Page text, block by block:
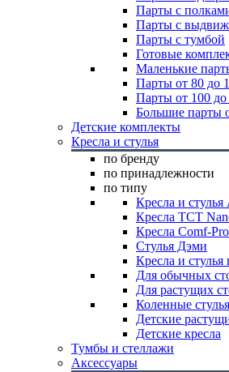
Парты с
Парты с
Парты с тумбой
Готовые
Маленькие
Парты от 80 до
Парты от 100
Большие парты
Детские комплекты
Кресла и стулья
по бренду
по принадлежности
по типу
Кресла и стулья
Кресла TCT
Кресла Comf-Pro
Стулья Дэми
Кресла и
Для обычных
Для растущих
Коленные стулья
Детские
Детские кресла
Тумбы и стеллажи
Аксессуары